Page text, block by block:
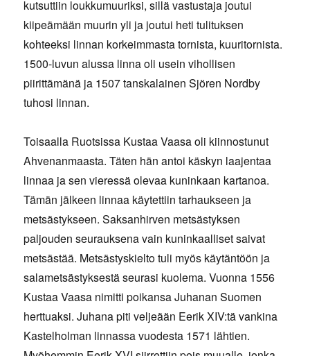
kutsuttiin loukkumuuriksi, sillä vastustaja joutui
kiipeämään muurin yli ja joutui heti tulituksen
kohteeksi linnan korkeimmasta tornista, kuuritornista.
1500-luvun alussa linna oli usein vihollisen
piirittämänä ja 1507 tanskalainen Sjören Nordby
tuhosi linnan.
Toisaalla Ruotsissa Kustaa Vaasa oli kiinnostunut
Ahvenanmaasta. Täten hän antoi käskyn laajentaa
linnaa ja sen vieressä olevaa kuninkaan kartanoa.
Tämän jälkeen linnaa käytettiin tarhaukseen ja
metsästykseen. Saksanhirven metsästyksen
paljouden seurauksena vain kuninkaalliset saivat
metsästää. Metsästyskielto tuli myös käytäntöön ja
salametsästyksestä seurasi kuolema. Vuonna 1556
Kustaa Vaasa nimitti poikansa Juhanan Suomen
herttuaksi. Juhana piti veljeään Eerik XIV:tä vankina
Kastelholman linnassa vuodesta 1571 lähtien.